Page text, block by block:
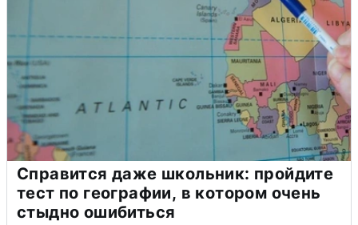
Справится даже школьник: пройдите
тест по географии, в котором очень
стыдно ошибиться